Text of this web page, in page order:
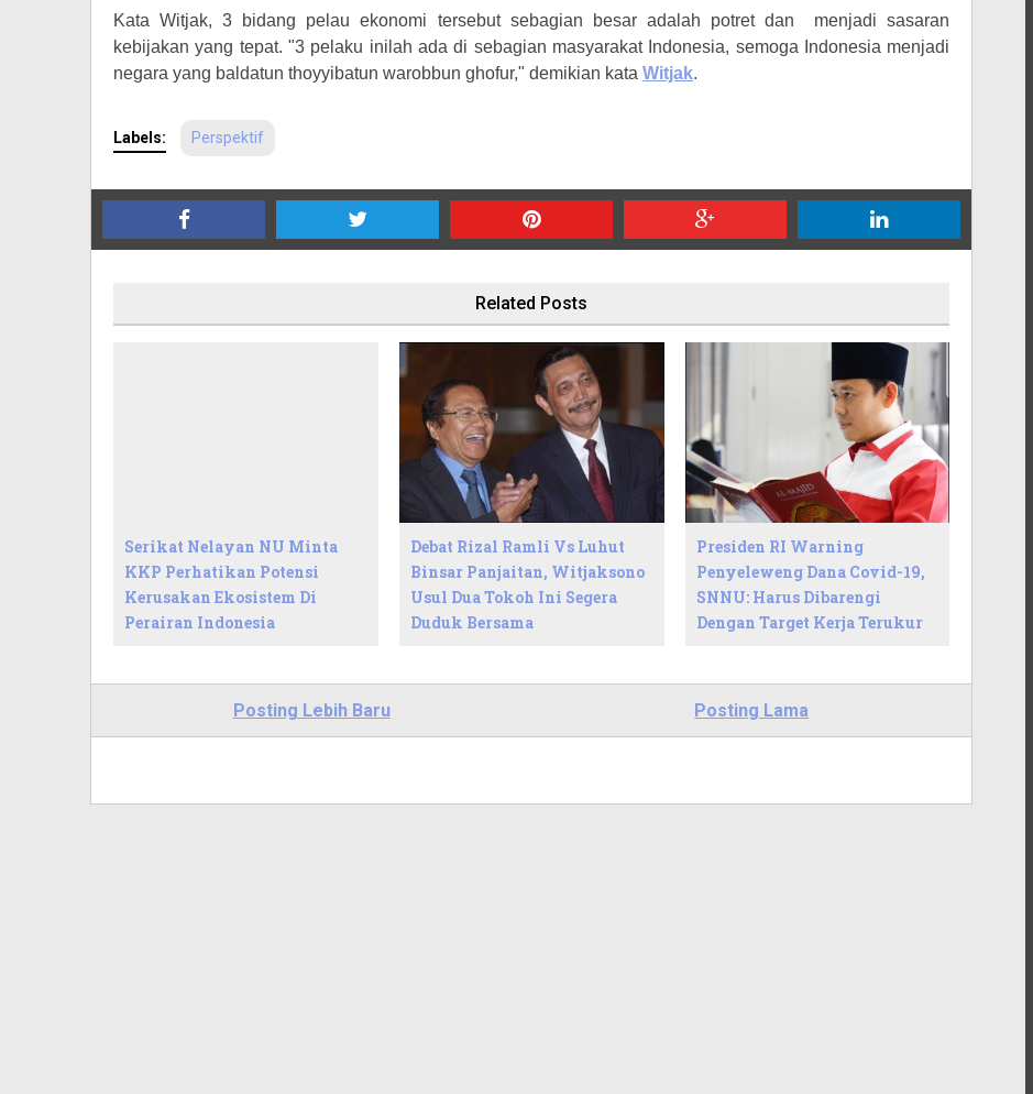
Kata Witjak, 3 bidang pelau ekonomi tersebut sebagian besar adalah potret dan menjadi sasaran
kebijakan yang tepat. "3 pelaku inilah ada di sebagian masyarakat I ndonesia, semoga
ndonesia menjadi
negara yang baldatun thoyyibatun warobbun ghofur," demikian kata Witjak.
Labels: Perspektif
Related Posts
Serikat Nelayan NU Minta
KKP Perhatikan Potensi
Kerusakan Ekosistem Di
Perairan Indonesia
Debat Rizal Ramli Vs Luhut
Binsar Panjaitan, Witjaksono
Usul Dua Tokoh Ini Segera
Duduk Bersama
Presiden RI Warning
Penyeleweng Dana Covid-19,
SNNU: Harus Dibarengi
Dengan Target Kerja Terukur
Posting Lebih Baru Posting Lama